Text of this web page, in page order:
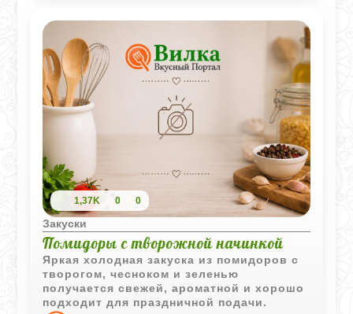
1,37K 0 0
Закуски
Помидоры с творожной начинкой
Яркая холодная закуска из помидоров с
творогом, чесноком и зеленью
получается свежей, ароматной и хорошо
подходит для праздничной подачи.